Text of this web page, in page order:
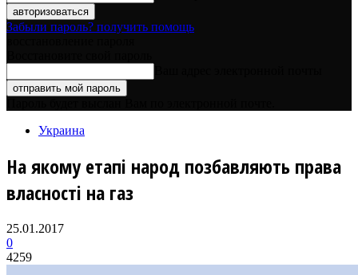
Забыли пароль? получить помощь
Украина
На якому етапі народ позбавляють права
власності на газ
25.01.2017
0
4259